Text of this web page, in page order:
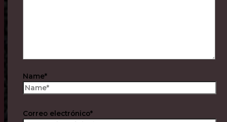
Name*
Correo electrónico*